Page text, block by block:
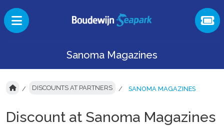
Sanoma Magazines
DISCOUNTS AT PARTNERS SANOMA MAGAZINES
Discount at Sanoma Magazines